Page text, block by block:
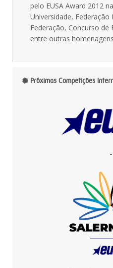
pelo EUSA Award 2012
Universidade,
Federação, Concurso de
entre outras
Próximas Competições
-